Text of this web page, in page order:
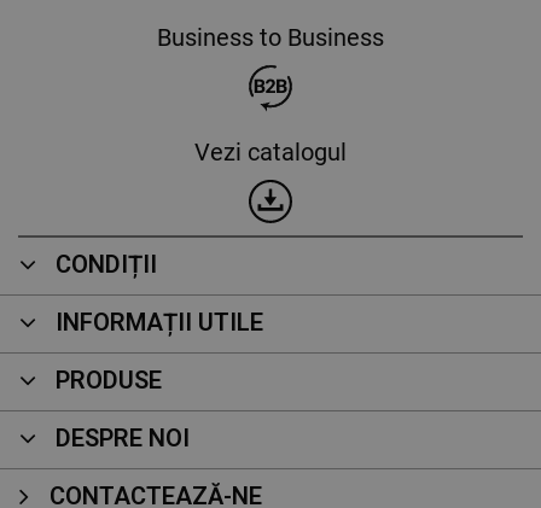
Business to Business
Vezi catalogul
CONDIȚII
INFORMAȚII UTILE
PRODUSE
DESPRE NOI
CONTACTEAZĂ-NE